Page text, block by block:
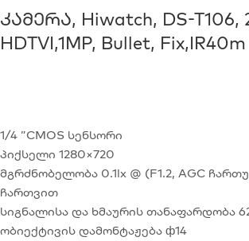
Კამერა, Hiwatch, DS-T106,
HDTVI,1MP, Bullet, Fix,IR40m
1/4 ”CMOS სენსორი
პიქსელი 1280×720
მგრძნობელობა 0.1lx @ (F1.2, AGC
ჩართვით
სიგნალისა და ხმაურის თანაფარდობა
ობიექტივის დამონტაჟება ф14